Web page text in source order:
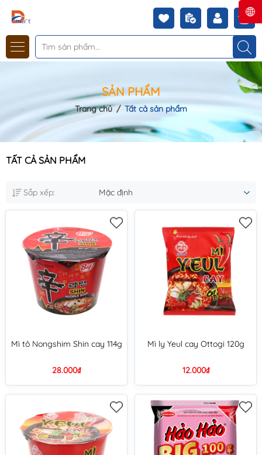
SẢN PHẨM
Trang chủ / Tất cả sản phẩm
TẤT CẢ SẢN PHẨM
Sắp xếp: Mặc định
Mì tô Nongshim Shin cay 114g
28.000₫
Mì ly Yeul cay Ottogi 120g
12.000₫